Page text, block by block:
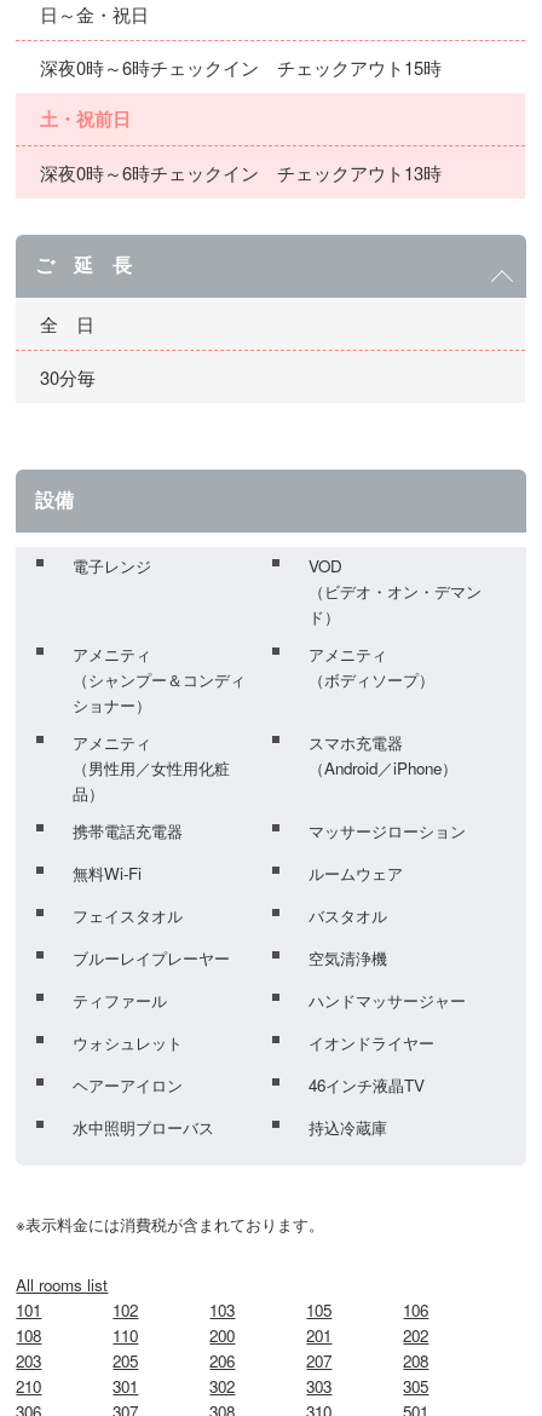
日～金・祝日
深夜0時～6時チェックイン チェックアウト15時
土・祝前日
深夜0時～6時チェックイン チェックアウト13時
ご 延 長
全 日
30分毎
設備
電子レンジ
VOD
（ビデオ・オン・デマン
ド）
アメニティ
（シャンプー＆コンディ
ショナー）
アメニティ
（ボディソープ）
アメニティ
（男性用／女性用化粧
品）
スマホ充電器
（Android／iPhone）
携帯電話充電器
マッサージローション
無料Wi-Fi
ルームウェア
フェイスタオル
バスタオル
ブルーレイプレーヤー
空気清浄機
ティファール
ハンドマッサージャー
ウォシュレット
イオンドライヤー
ヘアーアイロン
46インチ液晶TV
水中照明ブローバス
持込冷蔵庫
All rooms list
101
102 103 105
106
108
110 200 201
202
203
205 206 207
208
210
301 302 303
305